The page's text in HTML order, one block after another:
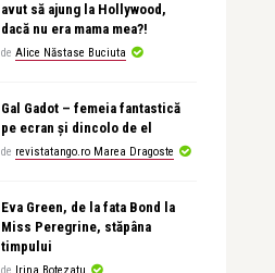
avut să ajung la Hollywood,
dacă nu era mama mea?!
de Alice Năstase Buciuta
Gal Gadot – femeia fantastică
pe ecran și dincolo de el
de revistatango.ro Marea Dragoste
Eva Green, de la fata Bond la
Miss Peregrine, stăpâna
timpului